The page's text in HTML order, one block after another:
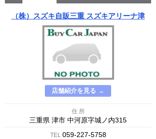
（株）スズキ自販三重 スズキアリーナ津
店舗紹介を見る →
住 所
三重県 津市 中河原字城ノ内315
TEL 059-227-5758